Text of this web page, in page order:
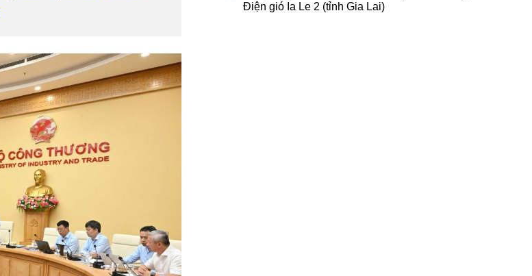
Điện gió Ia Le 2 (tỉnh Gia Lai)